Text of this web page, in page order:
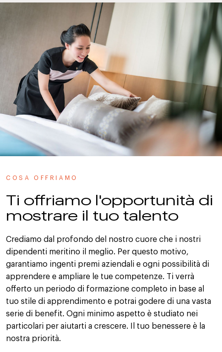
COSA OFFRIAMO
Ti offriamo l'opportunità di
mostrare il tuo talento
Crediamo dal profondo del nostro cuore che i nostri
dipendenti meritino il meglio. Per questo motivo,
garantiamo ingenti premi aziendali e ogni possibilità di
apprendere e ampliare le tue competenze. Ti verrà
offerto un periodo di formazione completo in base al
tuo stile di apprendimento e potrai godere di una vasta
serie di benefit. Ogni minimo aspetto è studiato nei
particolari per aiutarti a crescere. Il tuo benessere è la
nostra priorità.